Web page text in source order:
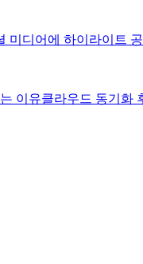
미디어에 하이라이트
이유클라우드 동기화